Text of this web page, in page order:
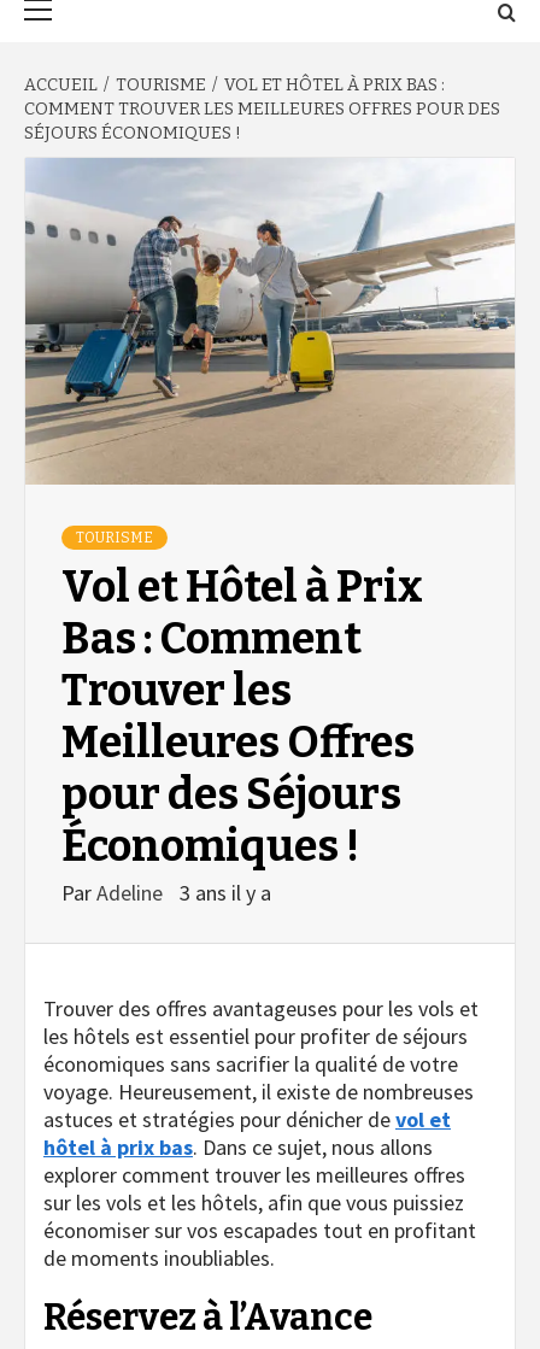
ACCUEIL TOURISME
VOL ET HÔTEL À PRIX BAS :
COMMENT TROUVER LES MEILLEURES OFFRES POUR DES
SÉJOURS ÉCONOMIQUES !
TOURISME
Vol et Hôtel à Prix
Bas : Comment
Trouver les
Meilleures Offres
pour des Séjours
Économiques !
ParAdeline 3 ans il y a
Trouver des offres avantageuses pour les vols et
les hôtels est essentiel pour profiter de séjours
économiques sans sacrifier la qualité de votre
voyage. Heureusement, il existe de nombreuses
astuces et stratégies pour dénicher devol et
hôtel à prix bas. Dans ce sujet, nous allons
explorer comment trouver les meilleures offres
sur les vols et les hôtels, afin que vous puissiez
économiser sur vos escapades tout en profitant
de moments inoubliables.
Réservez à l’Avance